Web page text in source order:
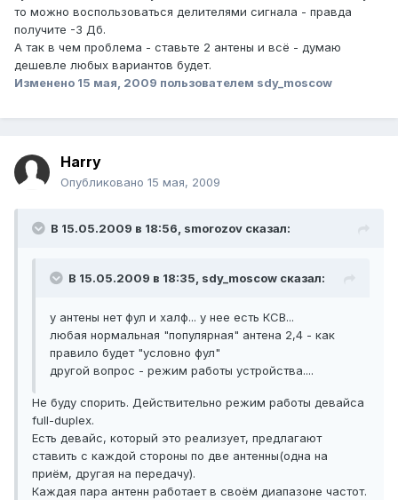
то можно воспользоваться делителями сигнала - правда
получите -3 Дб.
А так в чем проблема - ставьте 2 антены и всё - думаю
дешевле любых вариантов будет.
Изменено 15 мая, 2009 пользователем sdy_moscow
Harry
Опубликовано 15 мая, 2009
В 15.05.2009 в 18:56, smorozov сказал:
В 15.05.2009 в 18:35, sdy_moscow сказал:
у антены нет фул и халф... у нее есть КСВ...
любая нормальная "популярная" антена 2,4 - как
правило будет "условно фул"
другой вопрос - режим работы устройства....
Не буду спорить. Действительно режим работы девайса
full-duplex.
Есть девайс, который это реализует, предлагают
ставить с каждой стороны по две антенны(одна на
приём, другая на передачу).
Каждая пара антенн работает в своём диапазоне частот.